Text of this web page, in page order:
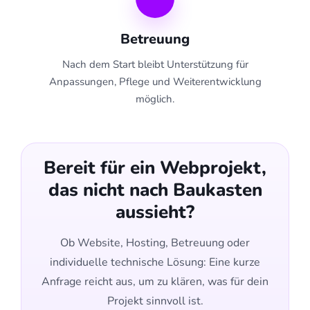
Betreuung
Nach dem Start bleibt Unterstützung für
Anpassungen, Pflege und Weiterentwicklung
möglich.
Bereit für ein Webprojekt,
das nicht nach Baukasten
aussieht?
Ob Website, Hosting, Betreuung oder
individuelle technische Lösung: Eine kurze
Anfrage reicht aus, um zu klären, was für dein
Projekt sinnvoll ist.